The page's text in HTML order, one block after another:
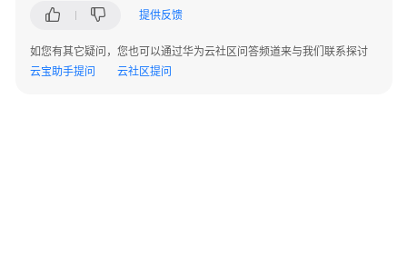
指
南
提供反馈
如您有其它疑问，您也可以通过华为云社区问答频道来与我们联系探讨
云宝助手提问
云社区提问